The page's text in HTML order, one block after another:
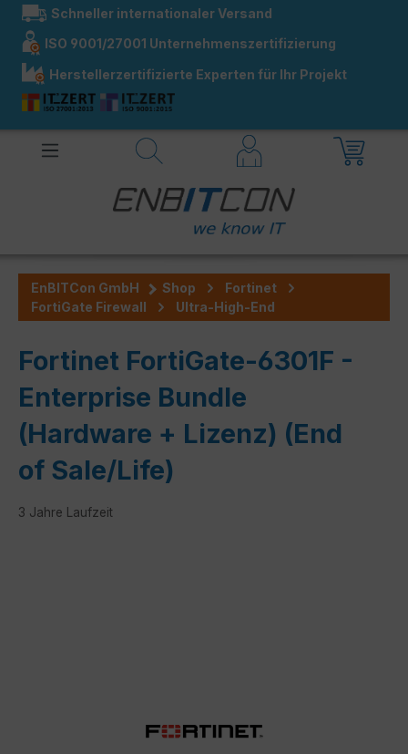
springen
Schneller internationaler Versand
ISO 9001/27001 Unternehmenszertifizierung
Herstellerzertifizierte Experten für Ihr Projekt
EnBITCon GmbH Shop
Fortinet
FortiGate Firewall
Ultra-High-End
Fortinet FortiGate-6301F -
Enterprise Bundle
(Hardware + Lizenz) (End
of Sale/Life)
3 Jahre Laufzeit